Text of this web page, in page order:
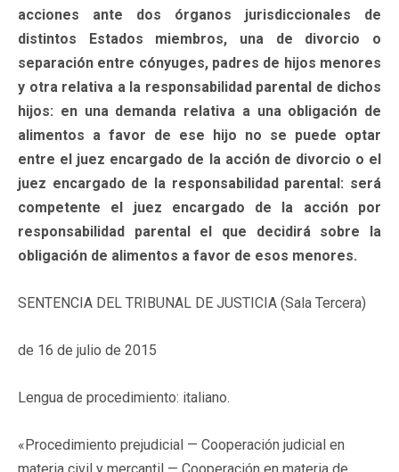
acciones ante dos órganos jurisdiccionales de
distintos Estados miembros, una de divorcio o
separación entre cónyuges, padres de hijos menores
y otra relativa a la responsabilidad parental de dichos
hijos: en una demanda relativa a una obligación de
alimentos a favor de ese hijo no se puede optar
entre el juez encargado de la acción de divorcio o el
juez encargado de la responsabilidad parental: será
competente el juez encargado de la acción por
responsabilidad parental el que decidirá sobre la
obligación de alimentos a favor de esos menores.
SENTENCIA DEL TRIBUNAL DE JUSTICIA (Sala Tercera)
de 16 de julio de 2015
Lengua de procedimiento: italiano.
«Procedimiento prejudicial — Cooperación judicial en